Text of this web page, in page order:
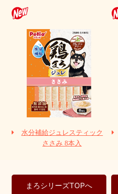
水分補給ジュレスティック
ささみ 8本入
まろシリーズTOPへ